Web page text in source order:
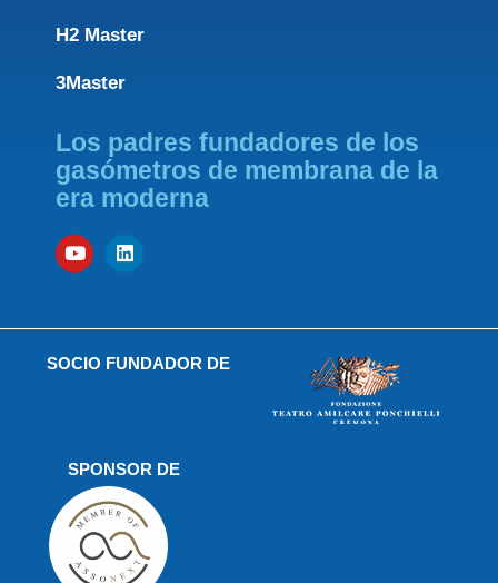
H2 Master
3Master
Los padres fundadores de los
gasómetros de membrana de la
era moderna
SOCIO FUNDADOR DE
SPONSOR DE